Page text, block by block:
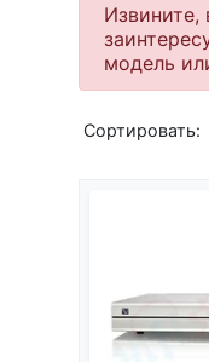
модель
Сортировать: